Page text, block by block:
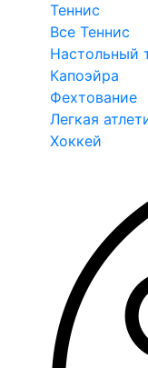
Теннис
Все Теннис
Настольный
Капоэйра
Фехтование
Легкая
Хоккей